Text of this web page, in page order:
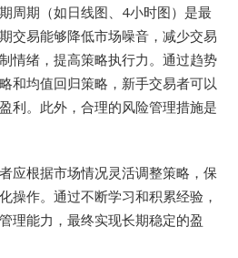
周期（如日线图、4小时图）是最
交易能够降低市场噪音，减少交易
情绪，提高策略执行力。通过趋势
和均值回归策略，新手交易者可以
利。此外，合理的风险管理措施是
应根据市场情况灵活调整策略，保
操作。通过不断学习和积累经验，
理能力，最终实现长期稳定的盈